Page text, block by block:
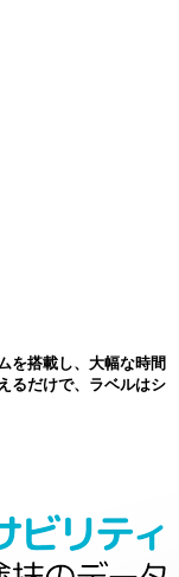
を搭載し、大幅な時間
るだけで、ラベルはシ